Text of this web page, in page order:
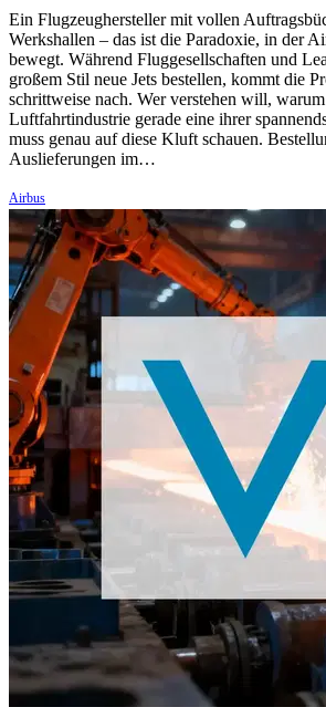
Ein Flugzeughersteller mit vollen
Werkshallen – das ist die Paradoxie, in der
bewegt. Während Fluggesellschaften und
großem Stil neue Jets bestellen, kommt die
schrittweise nach. Wer verstehen will,
Luftfahrtindustrie gerade eine ihrer
muss genau auf diese Kluft schauen.
Auslieferungen im…
Airbus